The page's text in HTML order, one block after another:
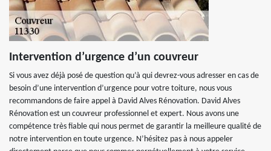
Intervention d’urgence d’un couvreur
Si vous avez déjà posé de question qu’à qui devrez-vous adresser en cas de
besoin d’une intervention d’urgence pour votre toiture, nous vous
recommandons de faire appel à David Alves Rénovation. David Alves
Rénovation est un couvreur professionnel et expert. Nous avons une
compétence très fiable qui nous permet de garantir la meilleure qualité de
notre intervention en toute urgence. N’hésitez pas à nous appeler